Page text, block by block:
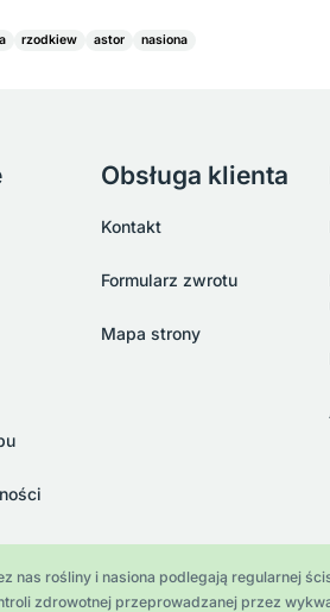
rzodkiew astor nasiona
Obsługa klienta
Kontakt
Formularz zwrotu
Mapa strony
nas rośliny i nasiona podlegają regularnej
zdrowotnej przeprowadzanej przez